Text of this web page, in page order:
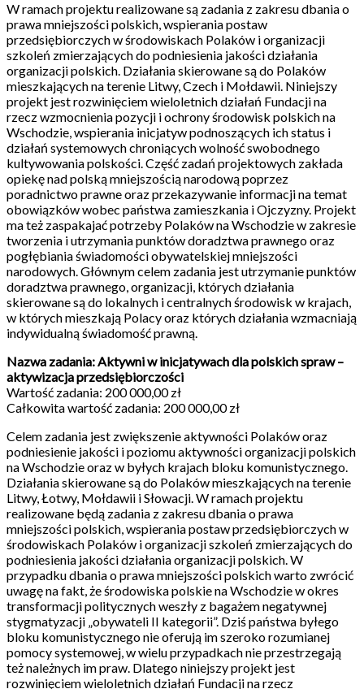
W ramach projektu realizowane są zadania z zakresu dbania o
prawa mniejszości polskich, wspierania postaw
przedsiębiorczych w środowiskach Polaków i organizacji
szkoleń zmierzających do podniesienia jakości działania
organizacji polskich. Działania skierowane są do Polaków
mieszkających na terenie Litwy, Czech i Mołdawii. Niniejszy
projekt jest rozwinięciem wieloletnich działań Fundacji na
rzecz wzmocnienia pozycji i ochrony środowisk polskich na
Wschodzie, wspierania inicjatyw podnoszących ich status i
działań systemowych chroniących wolność swobodnego
kultywowania polskości. Część zadań projektowych zakłada
opiekę nad polską mniejszością narodową poprzez
poradnictwo prawne oraz przekazywanie informacji na temat
obowiązków wobec państwa zamieszkania i Ojczyzny. Projekt
ma też zaspakajać potrzeby Polaków na Wschodzie w zakresie
tworzenia i utrzymania punktów doradztwa prawnego oraz
pogłębiania świadomości obywatelskiej mniejszości
narodowych. Głównym celem zadania jest utrzymanie punktów
doradztwa prawnego, organizacji, których działania
skierowane są do lokalnych i centralnych środowisk w krajach,
w których mieszkają Polacy oraz których działania wzmacniają
indywidualną świadomość prawną.
Nazwa zadania: Aktywni w inicjatywach dla polskich spraw –
aktywizacja przedsiębiorczości
Wartość zadania: 200 000,00 zł
Całkowita wartość zadania: 200 000,00 zł
Celem zadania jest zwiększenie aktywności Polaków oraz
podniesienie jakości i poziomu aktywności organizacji polskich
na Wschodzie oraz w byłych krajach bloku komunistycznego.
Działania skierowane są do Polaków mieszkających na terenie
Litwy, Łotwy, Mołdawii i Słowacji. W ramach projektu
realizowane będą zadania z zakresu dbania o prawa
mniejszości polskich, wspierania postaw przedsiębiorczych w
środowiskach Polaków i organizacji szkoleń zmierzających do
podniesienia jakości działania organizacji polskich. W
przypadku dbania o prawa mniejszości polskich warto zwrócić
uwagę na fakt, że środowiska polskie na Wschodzie w okres
transformacji politycznych weszły z bagażem negatywnej
stygmatyzacji „obywateli II kategorii”. Dziś państwa byłego
bloku komunistycznego nie oferują im szeroko rozumianej
pomocy systemowej, w wielu przypadkach nie przestrzegają
też należnych im praw. Dlatego niniejszy projekt jest
rozwinięciem wieloletnich działań Fundacji na rzecz